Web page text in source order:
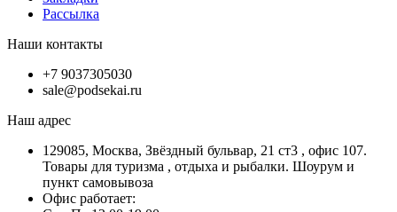
Рассылка
Наши контакты
+7 9037305030
sale@podsekai.ru
Наш адрес
129085, Москва, Звёздный бульвар, 21 ст3 , офис 107.
Товары для туризма , отдыха и рыбалки. Шоурум и
пункт самовывоза
Офис работает: